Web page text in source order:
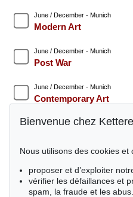
June / December - Munich
Modern Art
June / December - Munich
Post War
June / December - Munich
Contemporary Art
May / November - Hamburg
Êtes-vous intéressés par
Bienvenue chez
Nous utilisons des cookies et
proposer et d’exploiter
vérifier les défaillances et
spam, la fraude et les abus.